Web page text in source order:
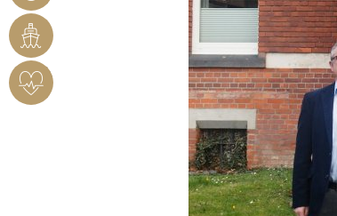
RHEINHAFEN
HERZSICHERES
BENDORF